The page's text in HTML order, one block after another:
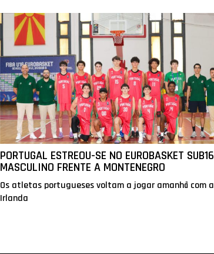
PORTUGAL ESTREOU-SE NO EUROBASKET SUB16
MASCULINO FRENTE A MONTENEGRO
Os atletas portugueses voltam a jogar amanhã com a
Irlanda